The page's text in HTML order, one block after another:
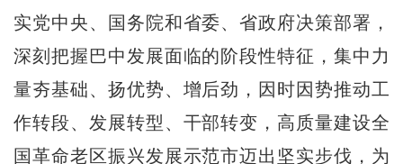
实党中央、国务院和省委、省政府决策部署，
深刻把握巴中发展面临的阶段性特征，集中力
量夯基础、扬优势、增后劲，因时因势推动工
作转段、发展转型、干部转变，高质量建设全
国革命老区振兴发展示范市迈出坚实步伐，为